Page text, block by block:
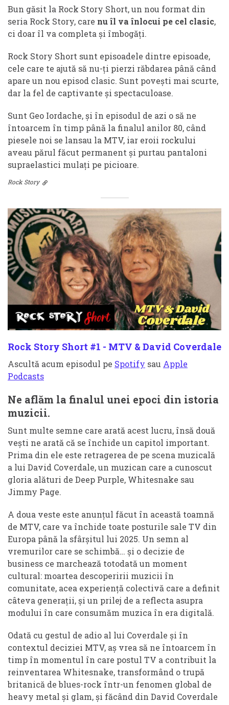
Bun găsit la Rock Story Short, un nou format din
seria Rock Story, care nu îl va înlocui pe cel clasic,
ci doar îl va completa și îmbogăți.
Rock Story Short sunt episoadele dintre episoade,
cele care te ajută să nu-ți pierzi răbdarea până când
apare un nou episod clasic. Sunt povești mai scurte,
dar la fel de captivante și spectaculoase.
Sunt Geo Iordache, și în episodul de azi o să ne
întoarcem în timp până la finalul anilor 80, când
piesele noi se lansau la MTV, iar eroii rockului
aveau părul făcut permanent și purtau pantaloni
supraelastici mulați pe picioare.
Rock Story
Rock Story Short #1 - MTV & David Coverdale
Ascultă acum episodul pe Spotify sau Apple
Podcasts
Ne aflăm la finalul unei epoci din istoria
muzicii.
Sunt multe semne care arată acest lucru, însă două
vești ne arată că se închide un capitol important.
Prima din ele este retragerea de pe scena muzicală
a lui David Coverdale, un muzican care a cunoscut
gloria alături de Deep Purple, Whitesnake sau
Jimmy Page.
A doua veste este anunțul făcut în această toamnă
de MTV, care va închide toate posturile sale TV din
Europa până la sfârșitul lui 2025. Un semn al
vremurilor care se schimbă… și o decizie de
business ce marchează totodată un moment
cultural: moartea descoperirii muzicii în
comunitate, acea experiență colectivă care a definit
câteva generații, și un prilej de a reflecta asupra
modului în care consumăm muzica în era digitală.
Odată cu gestul de adio al lui Coverdale și în
contextul deciziei MTV, aș vrea să ne întoarcem în
timp în momentul în care postul TV a contribuit la
reinventarea Whitesnake, transformând o trupă
britanică de blues-rock într-un fenomen global de
heavy metal și glam, și făcând din David Coverdale